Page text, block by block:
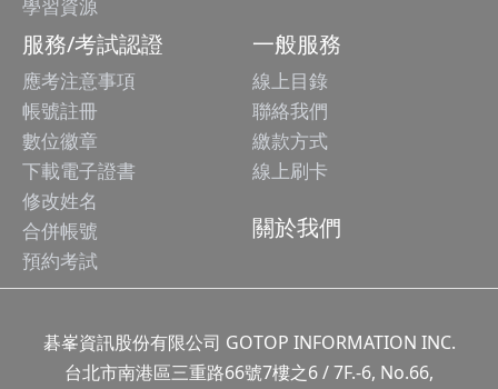
學習資源
服務/考試認證
應考注意事項
帳號註冊
數位徽章
下載電子證書
修改姓名
合併帳號
預約考試
一般服務
線上目錄
聯絡我們
繳款方式
線上刷卡
關於我們
碁峯資訊股份有限公司 GOTOP INFORMATION INC.
台北市南港區三重路66號7樓之6 / 7F.-6, No.66,